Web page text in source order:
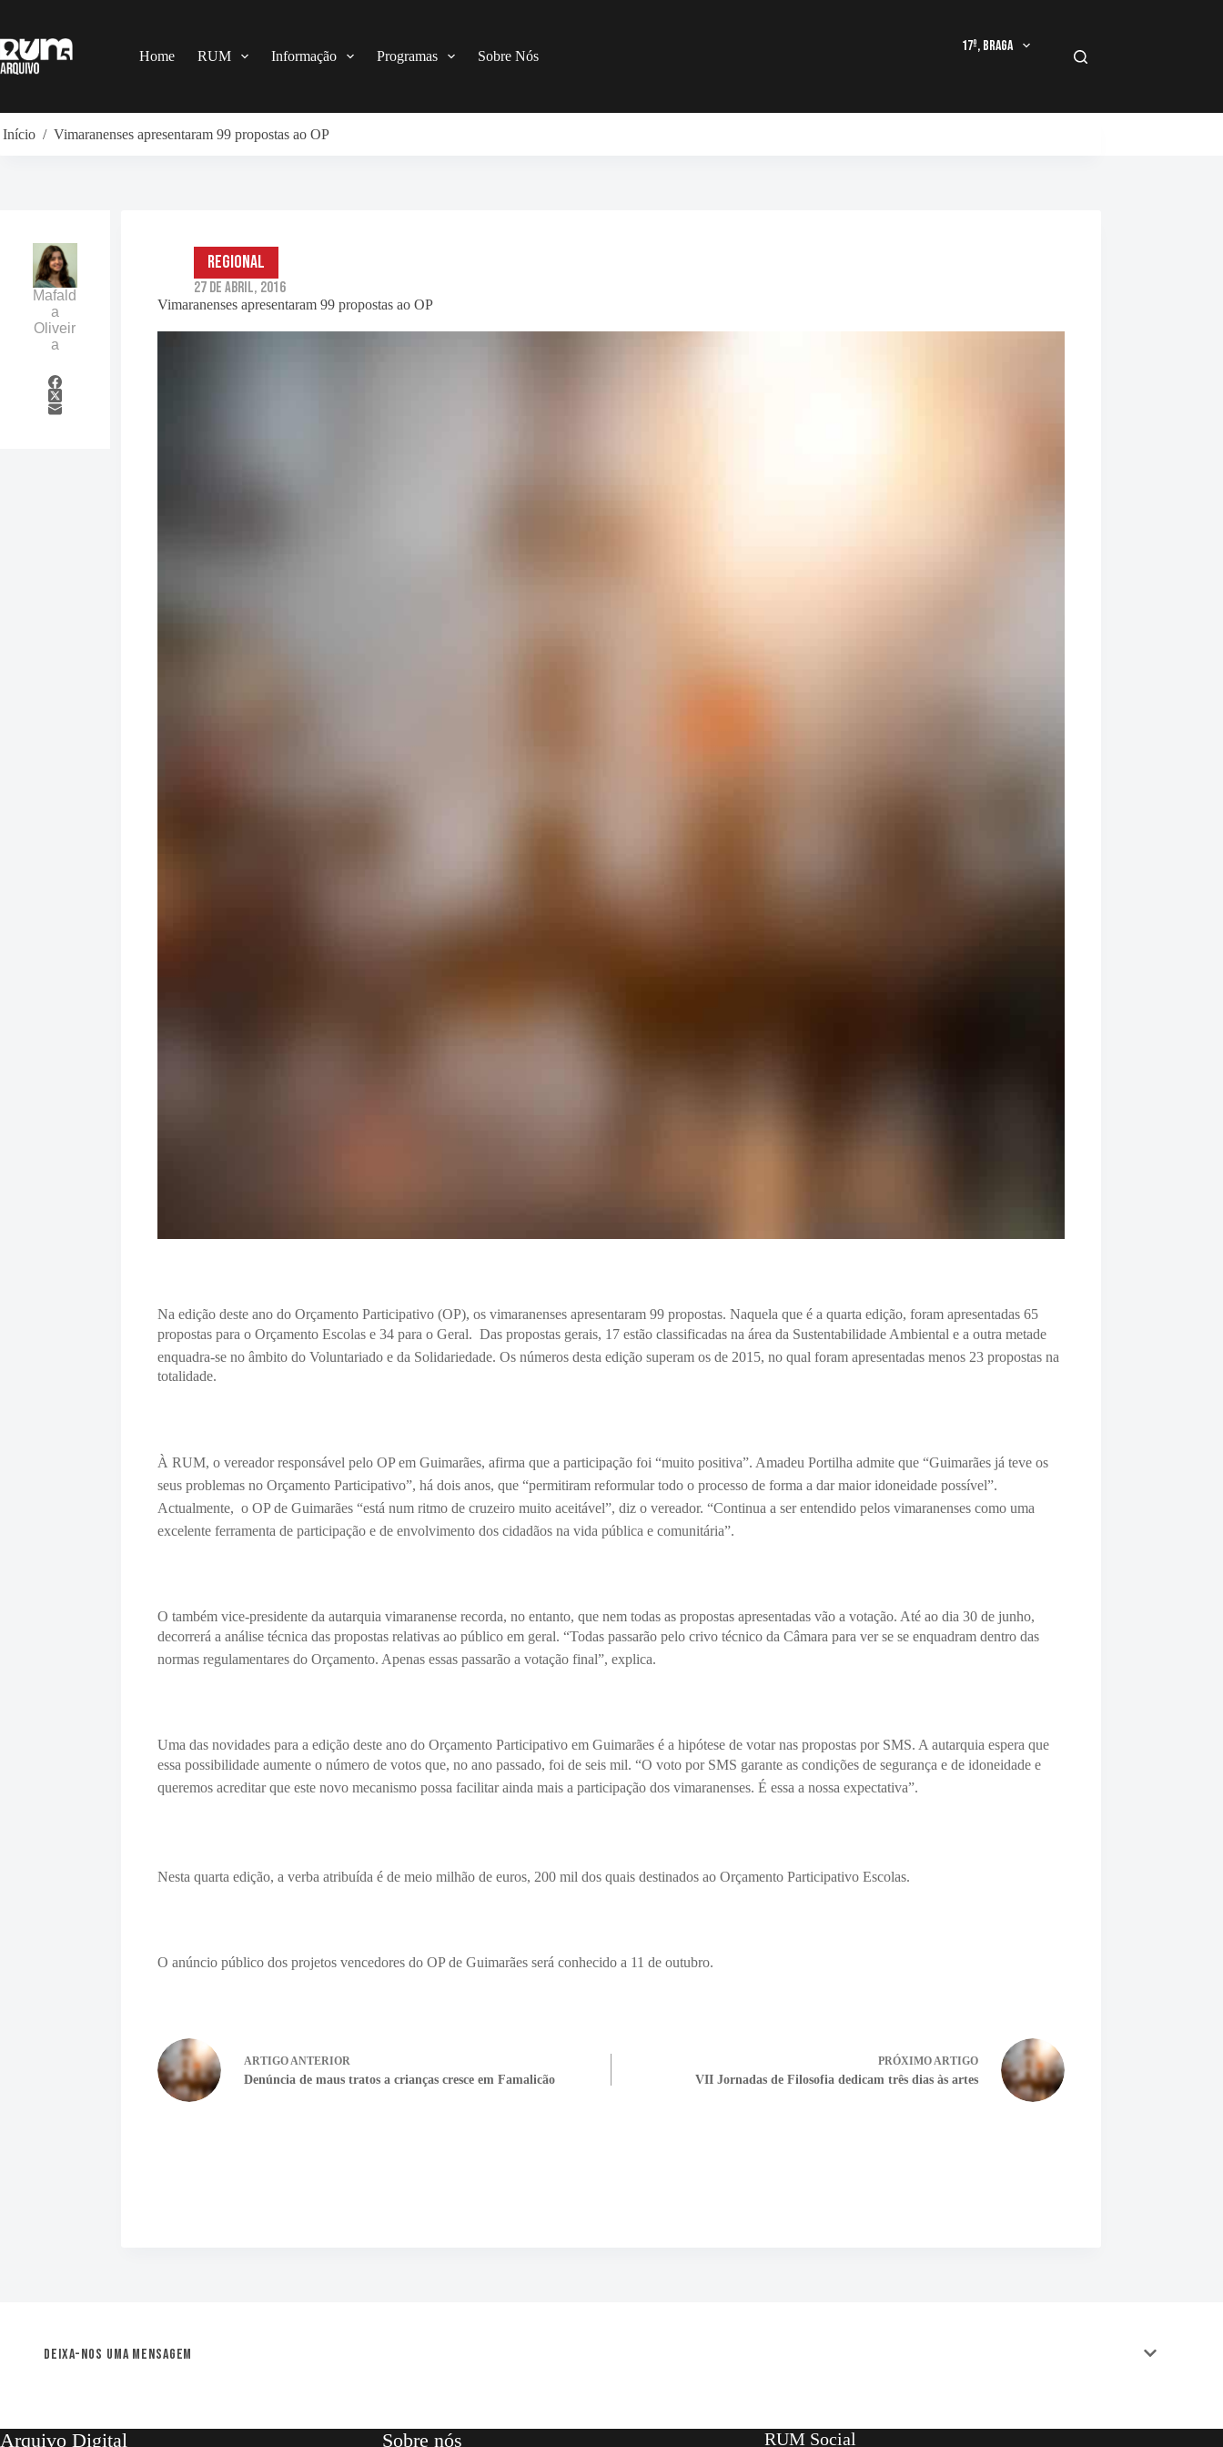
o
conteúdo
Home RUM Informação Programas Sobre Nós
17º, Braga
Início / Vimaranenses apresentaram 99 propostas ao OP
Vimaranenses apresentaram 99 propostas ao OP
Regional
27 de Abril, 2016
Na edição deste ano do Orçamento Participativo (OP), os vimaranenses apresentaram 99 propostas. Naquela que é a quarta edição, foram apresentadas 65
propostas para o Orçamento Escolas e 34 para o Geral. Das propostas gerais, 17 estão classificadas na área da Sustentabilidade Ambiental e a outra metade
enquadra-se no âmbito do Voluntariado e da Solidariedade.Os números desta edição superam os de 2015, no qual foram apresentadas menos 23 propostas na
totalidade.
À RUM, o vereador responsável pelo OP em Guimarães, afirma que a participação foi “muito positiva”. Amadeu Portilha admite que “Guimarães já teve os
seus problemas no Orçamento Participativo”, há dois anos, que “permitiram reformular todo o processo de forma a dar maior idoneidade possível”.
Actualmente, o OP de Guimarães “está num ritmo de cruzeiro muito aceitável”, diz o vereador. “Continua a ser entendido pelos vimaranenses como uma
excelente ferramenta de participação e de envolvimento dos cidadãos na vida pública e comunitária”.
O também vice-presidente da autarquia vimaranense recorda, no entanto, que nem todas as propostas apresentadas vão a votação. Até ao dia 30 de junho,
decorrerá a análise técnica das propostas relativas ao público em geral. “Todas passarão pelo crivo técnico da Câmara para ver se se enquadram dentro das
normas regulamentares do Orçamento. Apenas essas passarão a votação final”, explica.
Uma das novidades para a edição deste ano do Orçamento Participativo em Guimarães é a hipótese de votar nas propostas por SMS. A autarquia espera que
essa possibilidade aumente o número de votos que, no ano passado, foi de seis mil. “O voto por SMS garante as condições de segurança e de idoneidade e
queremos acreditar que este novo mecanismo possa facilitar ainda mais a participação dos vimaranenses. É essa a nossa expectativa”.
Nesta quarta edição, a verba atribuída é de meio milhão de euros, 200 mil dos quais destinados ao Orçamento Participativo Escolas.
O anúncio público dos projetos vencedores do OP de Guimarães será conhecido a 11 de outubro.
ARTIGOANTERIOR
Denúncia de maus tratos a crianças cresce em Famalicão
PRÓXIMOARTIGO
VII Jornadas de Filosofia dedicam três dias às artes
Mafald
a
Oliveir
a
Deixa-nos uma mensagem
Arquivo Digital Sobre nós RUM Social